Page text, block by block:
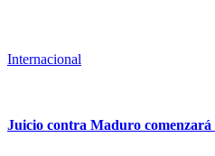
Internacional
Juicio contra Maduro comenzará